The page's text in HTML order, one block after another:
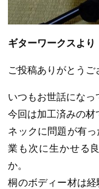
ギターワークスより
ご投稿ありがとうご
いつもお世話になっ
今回は加工済みの材
ネックに問題が有
業も次に生かせる
か。
桐のボディー材は